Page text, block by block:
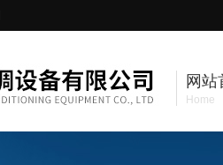
网站
Home